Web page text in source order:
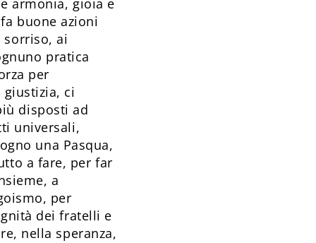
armonia, gioia e
buone azioni
sorriso, ai
pratica
per
ci
disposti ad
universali,
una Pasqua,
a fare, per far
a
per
dei fratelli e
nella speranza,